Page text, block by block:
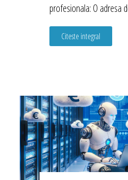
profesionala: O adresa
Citeste integral